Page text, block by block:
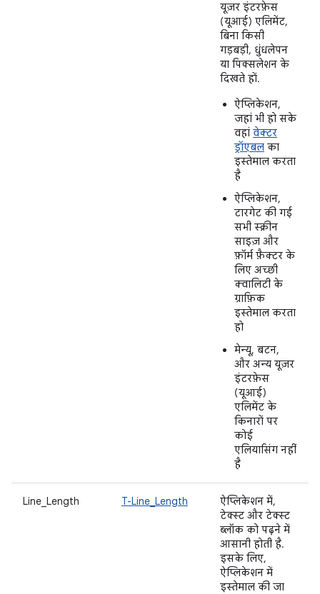
यूज़र इंटरफ़ेस
(यूआई) एलिमेंट,
बिना किसी
गड़बड़ी, धुंधलेपन
या पिक्सलेशन के
दिखते हों.
ऐप्लिकेशन,
जहां भी हो सके
वहां वेक्टर
ड्रॉएबल का
इस्तेमाल करता
है
ऐप्लिकेशन,
टारगेट की गई
सभी स्क्रीन
साइज़ और
फ़ॉर्म फ़ैक्टर के
लिए अच्छी
क्वालिटी के
ग्राफ़िक
इस्तेमाल करता
हो
मेन्यू, बटन,
और अन्य यूज़र
इंटरफ़ेस
(यूआई)
एलिमेंट के
किनारों पर
कोई
एलियासिंग नहीं
है
Line_Length T-Line_Length
ऐप्लिकेशन में,
टेक्स्ट और टेक्स्ट
ब्लॉक को पढ़ने में
आसानी होती है.
इसके लिए,
ऐप्लिकेशन में
इस्तेमाल की जा